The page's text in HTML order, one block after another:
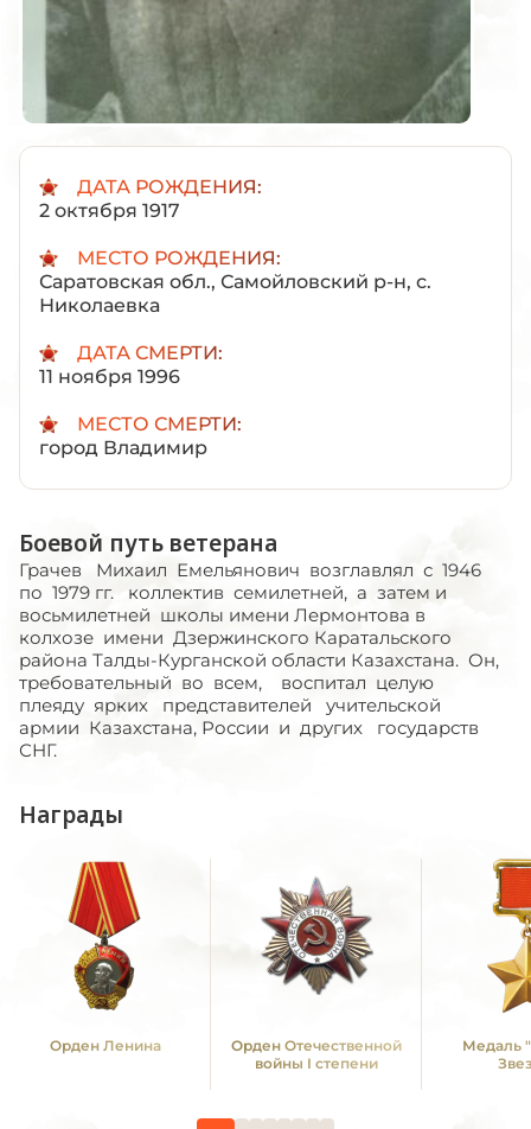
ДАТА РОЖДЕНИЯ:
2 октября 1917
МЕСТО РОЖДЕНИЯ:
Саратовская обл., Самойловский р-н, с.
Николаевка
ДАТА СМЕРТИ:
11 ноября 1996
МЕСТО СМЕРТИ:
город Владимир
Боевой путь ветерана
Грачев Михаил Емельянович возглавлял с 1946
по 1979 гг. коллектив семилетней, а затем и
восьмилетней школы имени Лермонтова в
колхозе имени Дзержинского Каратальского
района Талды-Курганской области Казахстана. Он,
требовательный во всем, воспитал целую
плеяду ярких представителей учительской
армии Казахстана, России и других государств
СНГ.
Награды
Орден Ленина
Орден Отечественной
войны I степени
Медаль